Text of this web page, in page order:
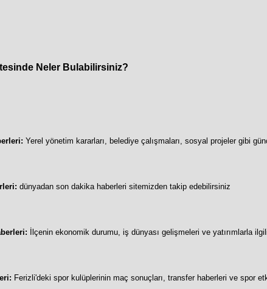
Neler Bulabilirsiniz?
: Yerel yönetim kararları, belediye çalışmaları, sosyal projeler gibi
: dünyadan son dakika haberleri sitemizden takip edebilirsiniz
: İlçenin ekonomik durumu, iş dünyası gelişmeleri ve yatırımlarla
Ferizli'deki spor kulüplerinin maç sonuçları, transfer haberleri ve spor